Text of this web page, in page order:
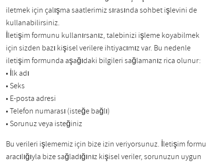
iletmek için çalışma saatlerimiz sırasında sohbet işlevini de
kullanabilirsiniz.
İletişim formunu kullanırsanız, talebinizi işleme koyabilmek
için sizden bazı kişisel verilere ihtiyacımız var. Bu nedenle
iletişim formunda aşağıdaki bilgileri sağlamanız rica olunur:
• İlk adı
• Seks
• E-posta adresi
• Telefon numarası (isteğe bağlı)
• Sorunuz veya isteğiniz
Bu verileri işlememiz için bize izin veriyorsunuz. İletişim formu
aracılığıyla bize sağladığınız kişisel veriler, sorunuzun uygun